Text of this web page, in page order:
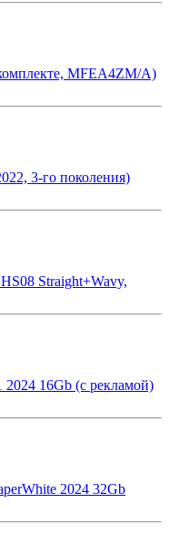
MFEA4ZM/A)
3-го поколения)
Straight+Wavy,
16Gb (с рекламой)
2024 32Gb